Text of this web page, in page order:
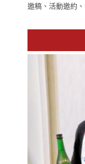
邀稿、活動邀約